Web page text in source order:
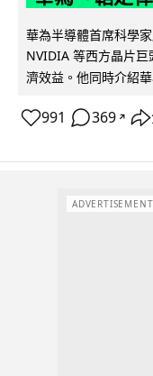
華為半導體首席科學
NVIDIA 等西方晶片
濟效益。他同時介紹
991 369 ↗
ADVERTISEMENT